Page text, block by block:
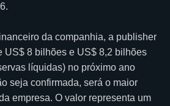
da companhia, a publisher
US$ 8 bilhões e US$ 8,2 bilhões
líquidas) no próximo ano
seja confirmada, será o maior
empresa. O valor representa um